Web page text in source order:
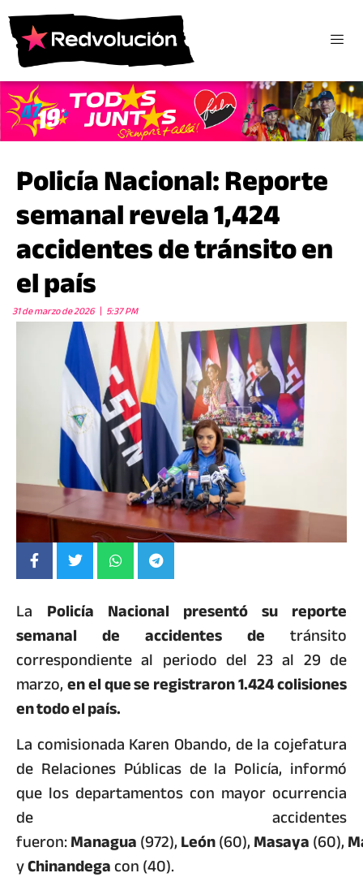
Policía Nacional: Reporte
semanal revela 1,424
accidentes de tránsito en
el país
31 de marzo de 2026 5:37 PM
La Policía Nacional presentó su reporte
semanal de accidentes de tránsito
correspondiente al periodo del 23 al 29 de
marzo,en el que se registraron 1.424 colisiones
en todo el país.
La comisionada Karen Obando, de la cojefatura
de Relaciones Públicas de la Policía, informó
que los departamentos con mayor ocurrencia
de accidentes
fueron:Managua(972),León(60),Masaya(60),
yChinandegacon (40).